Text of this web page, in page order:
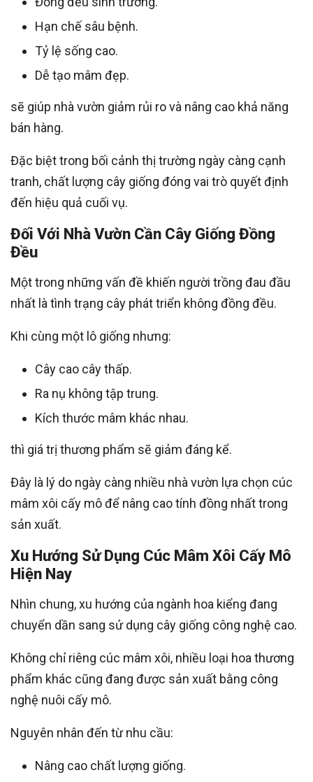
Hạn chế sâu bệnh.
Tỷ lệ sống cao.
Dễ tạo mâm đẹp.
sẽ giúp nhà vườn giảm rủi ro và nâng cao khả năng
bán hàng.
Đặc biệt trong bối cảnh thị trường ngày càng cạnh
tranh, chất lượng cây giống đóng vai trò quyết định
đến hiệu quả cuối vụ.
Đối Với Nhà Vườn Cần Cây Giống Đồng
Đều
Một trong những vấn đề khiến người trồng đau đầu
nhất là tình trạng cây phát triển không đồng đều.
Khi cùng một lô giống nhưng:
Cây cao cây thấp.
Ra nụ không tập trung.
Kích thước mâm khác nhau.
thì giá trị thương phẩm sẽ giảm đáng kể.
Đây là lý do ngày càng nhiều nhà vườn lựa chọn cúc
mâm xôi cấy mô để nâng cao tính đồng nhất trong
sản xuất.
Xu Hướng Sử Dụng Cúc Mâm Xôi Cấy Mô
Hiện Nay
Nhìn chung, xu hướng của ngành hoa kiểng đang
chuyển dần sang sử dụng cây giống công nghệ cao.
Không chỉ riêng cúc mâm xôi, nhiều loại hoa thương
phẩm khác cũng đang được sản xuất bằng công
nghệ nuôi cấy mô.
Nguyên nhân đến từ nhu cầu:
Nâng cao chất lượng giống.